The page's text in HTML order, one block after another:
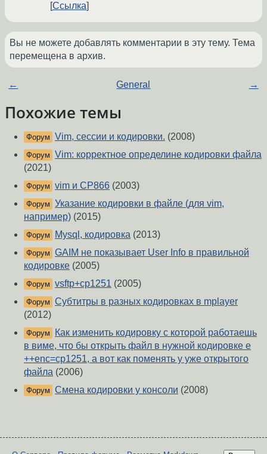
Ссылка
Вы не можете добавлять комментарии в эту тему. Тема
перемещена в архив.
← General →
Похожие темы
Форум Vim, сессии и кодировки. (2008)
Форум Vim: корректное определине кодировки файла
(2021)
Форум vim и CP866 (2003)
Форум Указание кодировки в файле (для vim,
например) (2015)
Форум Mysql, кодировка (2013)
Форум GAIM не показывает User Info в правильной
кодировке (2005)
Форум vsftp+cp1251 (2005)
Форум Субтитры в разных кодировках в mplayer
(2012)
Форум
Как изменить кодировку с которой работаешь
в виме, что бы открыть файл в нужной кодировке e
++enc=cp1251, а вот как поменять у уже открытого
файла (2006)
Форум Смена кодировки у консоли (2008)